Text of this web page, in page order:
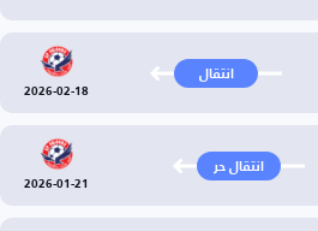
انتقال
2026-02-18
انتقال حر
2026-01-21